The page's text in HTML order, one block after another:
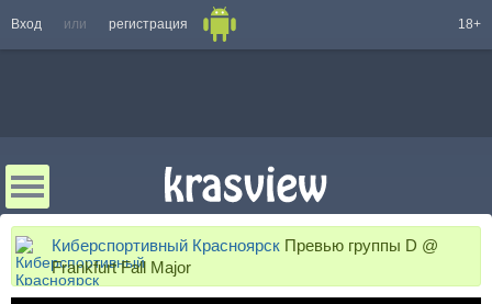
Вход или регистрация 18+
Киберспортивный Красноярск Превью группы D @
Frankfurt Fall Major